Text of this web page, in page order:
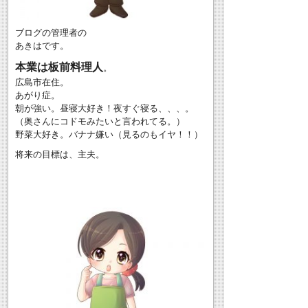
ブログの管理者の
あきはです。
本業は板前料理人 。
広島市在住。
あがり症。
朝が強い。昼寝大好き！夜すぐ寝る、、、。
（奥さんにコドモみたいと言われてる。）
野菜大好き。バナナ嫌い（見るのもイヤ！！）
将来の目標は、主夫。